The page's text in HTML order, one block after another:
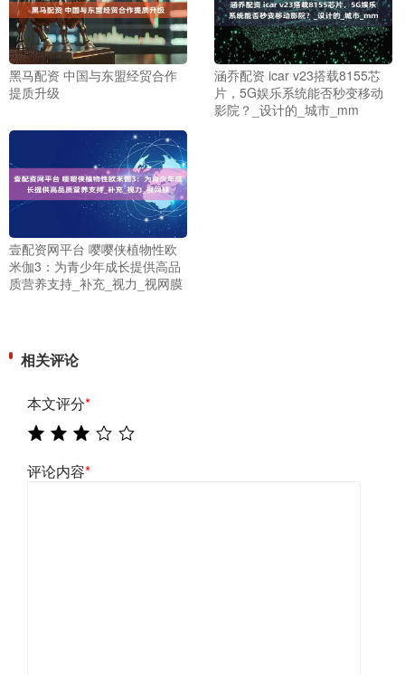
黑马配资 中国与东盟经贸合作
提质升级
涵乔配资 icar v23搭载8155芯
片，5G娱乐系统能否秒变移动
影院？_设计的_城市_mm
壹配资网平台 嘤嘤侠植物性欧
米伽3：为青少年成长提供高品
质营养支持_补充_视力_视网膜
相关评论
本文评分*
评论内容*